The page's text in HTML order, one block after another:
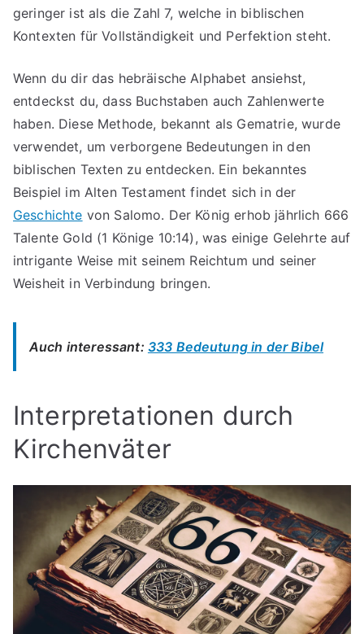
geringer ist als die Zahl 7, welche in biblischen
Kontexten für Vollständigkeit und Perfektion steht.
Wenn du dir das hebräische Alphabet ansiehst,
entdeckst du, dass Buchstaben auch Zahlenwerte
haben. Diese Methode, bekannt als Gematrie, wurde
verwendet, um verborgene Bedeutungen in den
biblischen Texten zu entdecken. Ein bekanntes
Beispiel im Alten Testament findet sich in der
Geschichte von Salomo. Der König erhob jährlich 666
Talente Gold (1 Könige 10:14), was einige Gelehrte auf
intrigante Weise mit seinem Reichtum und seiner
Weisheit in Verbindung bringen.
Auch interessant: 333 Bedeutung in der Bibel
Interpretationen durch
Kirchenväter